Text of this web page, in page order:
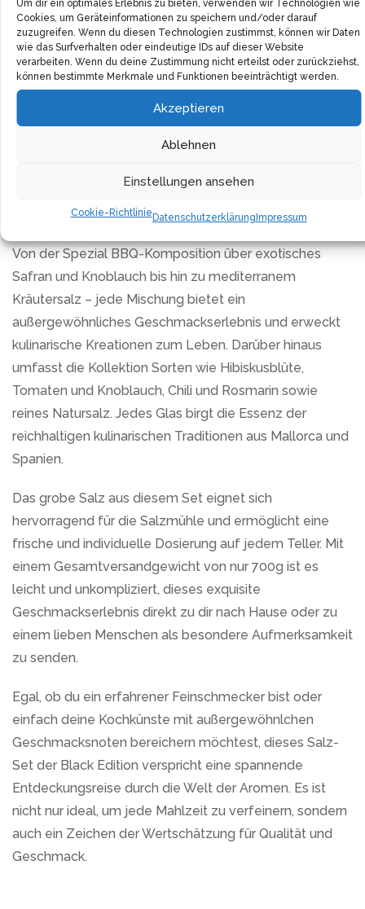
Um dir ein optimales Erlebnis zu bieten, verwenden wir Technologien wie
Cookies, um Geräteinformationen zu speichern und/oder darauf
zuzugreifen. Wenn du diesen Technologien zustimmst, können wir Daten
wie das Surfverhalten oder eindeutige IDs auf dieser Website
verarbeiten. Wenn du deine Zustimmung nicht erteilst oder zurückziehst,
können bestimmte Merkmale und Funktionen beeinträchtigt werden.
Akzeptieren
Ablehnen
Einstellungen ansehen
Cookie-RichtlinieDatenschutzerklärung Impressum
Entdecke die Welt der Aromen mit dem exklusiven
Salz-Set der Black Edition, das eine sorgfältig
ausgewählte Kollektion von acht einzigartigen
Salzkompositionen für Feinschmecker bietet. Diese
Edition ist nicht nur eine Hommage an die kulinarische
Gerichte mit besonderen Geschmacksnoten veredeln
Von der Spezial BBQ-Komposition über exotisches
Safran und Knoblauch bis hin zu mediterranem
Kräutersalz – jede Mischung bietet ein
außergewöhnliches Geschmackserlebnis und erweckt
kulinarische Kreationen zum Leben. Darüber hinaus
umfasst die Kollektion Sorten wie Hibiskusblüte,
Tomaten und Knoblauch, Chili und Rosmarin sowie
reines Natursalz. Jedes Glas birgt die Essenz der
reichhaltigen kulinarischen Traditionen aus Mallorca und
Spanien.
Das grobe Salz aus diesem Set eignet sich
hervorragend für die Salzmühle und ermöglicht eine
frische und individuelle Dosierung auf jedem Teller. Mit
einem Gesamtversandgewicht von nur 700g ist es
leicht und unkompliziert, dieses exquisite
Geschmackserlebnis direkt zu dir nach Hause oder zu
einem lieben Menschen als besondere Aufmerksamkeit
zu senden.
Egal, ob du ein erfahrener Feinschmecker bist oder
einfach deine Kochkünste mit außergewöhnlchen
Geschmacksnoten bereichern möchtest, dieses Salz-
Set der Black Edition verspricht eine spannende
Entdeckungsreise durch die Welt der Aromen. Es ist
nicht nur ideal, um jede Mahlzeit zu verfeinern, sondern
auch ein Zeichen der Wertschätzung für Qualität und
Geschmack.